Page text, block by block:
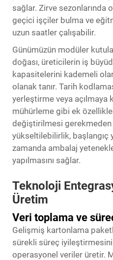
sağlar. Zirve sezonlarında
geçici işçiler bulma ve
uzun saatler çalışabilir.
Günümüzün modüler
doğası, üreticilerin iş
kapasitelerini kademeli
olanak tanır. Tarih
yerleştirme veya açılmaya
mühürleme gibi ek
değiştirilmesi
yükseltilebilirlik, başlangıç
zamanda ambalaj
yapılmasını sağlar.
Teknoloji
Üretim
Veri toplama ve
Gelişmiş kartonlama
sürekli süreç
operasyonel veriler üretir.